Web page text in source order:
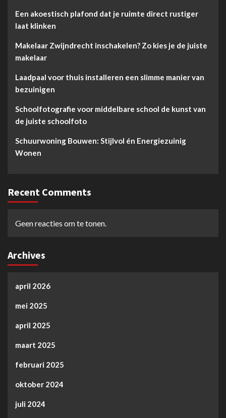
Een akoestisch plafond dat je ruimte direct rustiger
laat klinken
Makelaar Zwijndrecht inschakelen? Zo kies je de juiste
makelaar
Laadpaal voor thuis installeren een slimme manier van
bezuinigen
Schoolfotografie voor middelbare school de kunst van
de juiste schoolfoto
Schuurwoning Bouwen: Stijlvol én Energiezuinig
Wonen
Recent Comments
Geen reacties om te tonen.
Archives
april 2026
mei 2025
april 2025
maart 2025
februari 2025
oktober 2024
juli 2024